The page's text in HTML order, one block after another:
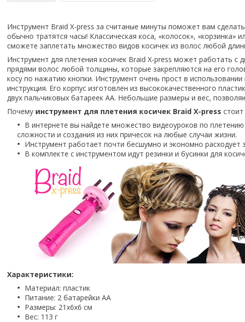
Инструмент Braid X-press за считаные минуты поможет вам
обычно тратятся часы! Классическая коса, «колосок», «корзинка»
сможете заплетать множество видов косичек из волос любой
Инструмент для плетения косичек Braid X-press может работать с
прядями волос любой толщины, которые закрепляются на его
косу по нажатию кнопки. Инструмент очень прост в
инструкция. Его корпус изготовлен из высококачественного
двух пальчиковых батареек АА. Небольшие размеры и вес,
Почему инструмент для плетения косичек Braid X-press
В интернете вы найдете множество видеоуроков по плетению
сложности и создания из них причесок на любые случаи жизни.
Инструмент работает почти бесшумно и экономно расходует
В комплекте с инструментом идут резинки и бусинки для
Характеристики:
Материал: пластик
Питание: 2 батарейки АА
Размеры: 21х6х6 см
Вес: 113 г